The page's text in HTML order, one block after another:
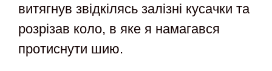
витягнув звідкілясь залізні кусачки та
розрізав коло, в яке я намагався
протиснути шию.